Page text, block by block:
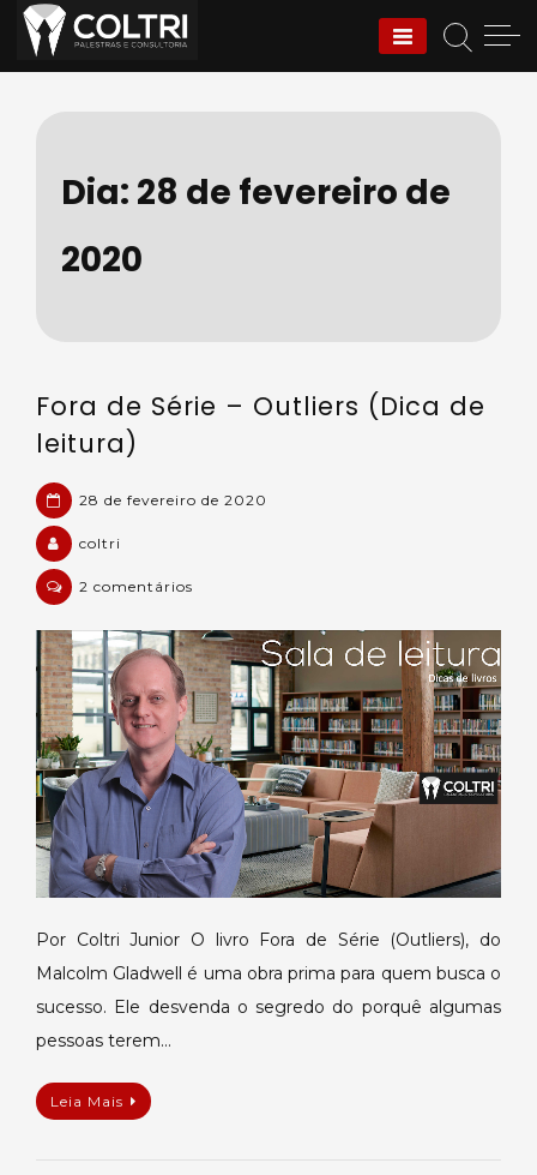
Skip
Coltri | Palestras e
Dia: 28 de fevereiro de
2020
Fora de Série – Outliers (Dica de
leitura)
28 de fevereiro de 2020
coltri
2 comentários
de
Série
–
Outliers
(Dica
de
leitura)
Por Coltri Junior O livro Fora de Série (Outliers), do
Malcolm Gladwell é uma obra prima para quem busca o
sucesso. Ele desvenda o segredo do porquê algumas
pessoas terem…
Leia Mais